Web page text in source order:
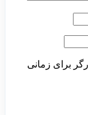
برای زمانی